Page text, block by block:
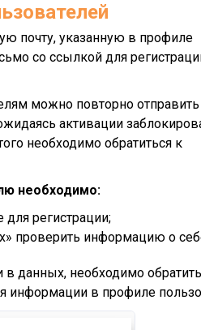
почту, указанную в профиле
со ссылкой для
можно повторно
активации
необходимо обратиться к
необходимо:
регистрации;
проверить информацию о
данных, необходимо
информации в профиле